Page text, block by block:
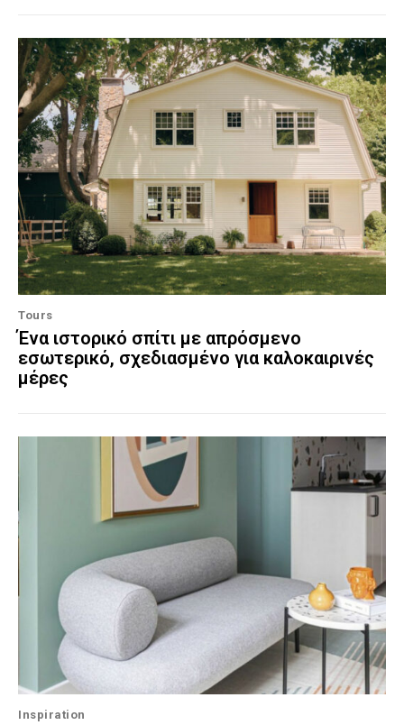
Tours
Ένα ιστορικό σπίτι με απρόσμενο
εσωτερικό, σχεδιασμένο για καλοκαιρινές
μέρες
Inspiration